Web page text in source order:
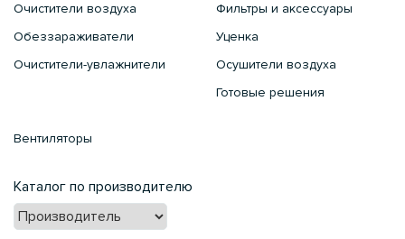
Очистители воздуха
Обеззараживатели
Очистители-увлажнители
Фильтры и аксессуары
Уценка
Осушители воздуха
Готовые решения
Вентиляторы
Каталог по производителю